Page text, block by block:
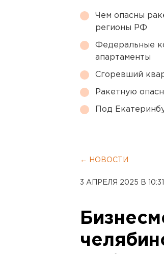
Чем опасны
регионы РФ
Федеральные
апартаменты
Сгоревший
Ракетную
Под
← НОВОСТИ
3 АПРЕЛЯ 2025 В 10:31